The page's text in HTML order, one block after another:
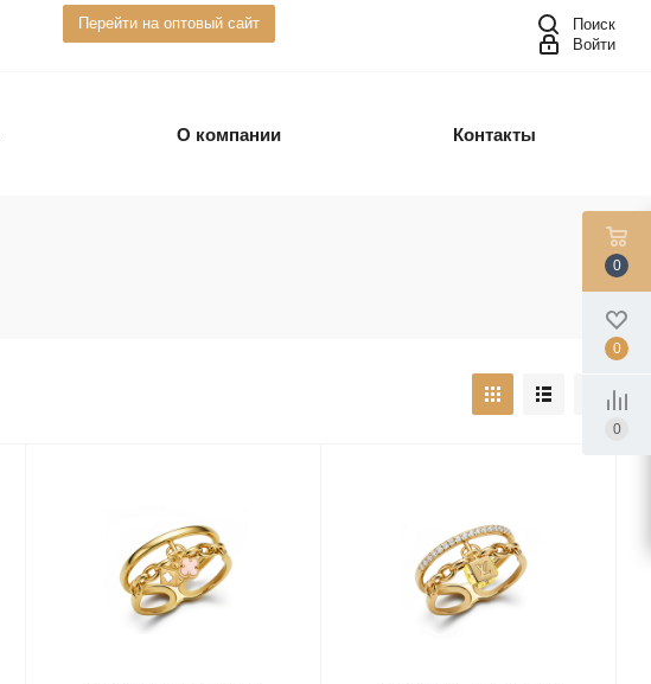
Перейти на оптовый сайт
Поиск
Войти
О компании Контакты
0
0
0